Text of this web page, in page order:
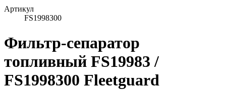
Артикул
FS1998300
Фильтр-сепаратор
топливный FS19983 /
FS1998300 Fleetguard